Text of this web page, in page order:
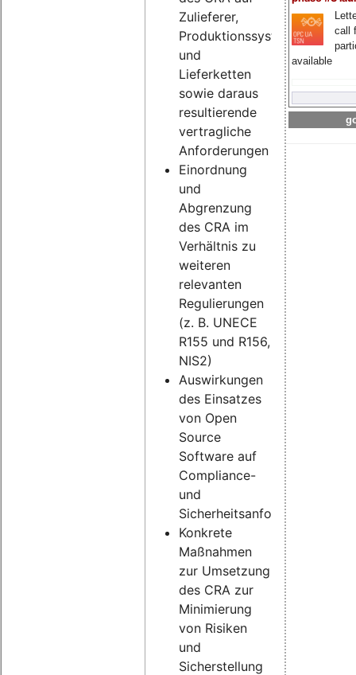
call
available
Zulieferer,
Produktionssysteme
und
Lieferketten
sowie daraus
resultierende
vertragliche
Anforderungen
Einordnung
und
Abgrenzung
des CRA im
Verhältnis zu
weiteren
relevanten
Regulierungen
(z. B. UNECE
R155 und R156,
NIS2)
Auswirkungen
des Einsatzes
von Open
Source
Software auf
Compliance-
und
Sicherheitsanforderungen
Konkrete
Maßnahmen
zur Umsetzung
des CRA zur
Minimierung
von Risiken
und
Sicherstellung